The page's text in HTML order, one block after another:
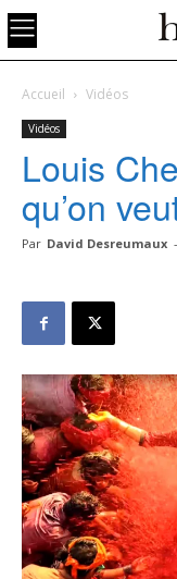
Accueil Vidéos
Vidéos
Louis
qu’on
Par David Desreumaux -